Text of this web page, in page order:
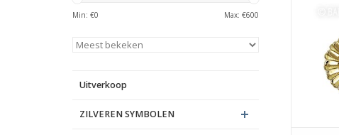
Min: €0 Max: €600
Uitverkoop
ZILVEREN SYMBOLEN